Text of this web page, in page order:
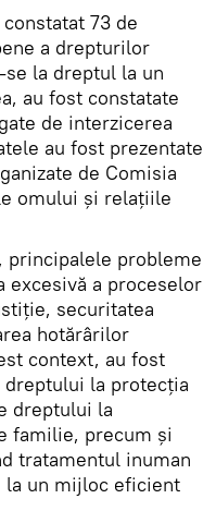
73 de
a drepturilor
la dreptul la un
au fost constatate
de interzicerea
au fost prezentate
de Comisia
omului și relațiile
principalele probleme
excesivă a proceselor
securitatea
hotărârilor
context, au fost
dreptului la protecția
dreptului la
familie, precum și
tratamentul inuman
la un mijloc eficient